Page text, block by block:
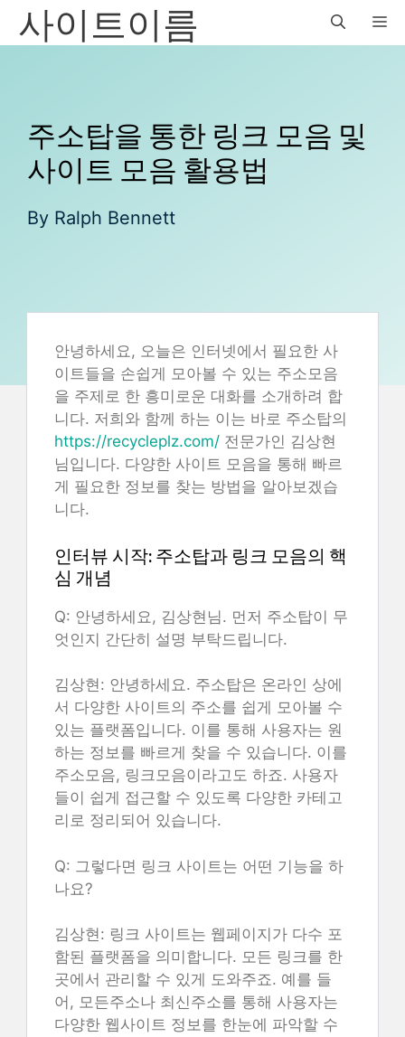
Skip사이트이름
주소탑을 통한 링크 모음 및
사이트 모음 활용법
By Ralph Bennett
안녕하세요, 오늘은 인터넷에서 필요한 사
이트들을 손쉽게 모아볼 수 있는 주소모음
을 주제로 한 흥미로운 대화를 소개하려 합
니다. 저희와 함께 하는 이는 바로 주소탑의
https://recycleplz.com/ 전문가인 김상현
님입니다. 다양한 사이트 모음을 통해 빠르
게 필요한 정보를 찾는 방법을 알아보겠습
니다.
인터뷰 시작: 주소탑과 링크 모음의 핵
심 개념
Q: 안녕하세요, 김상현님. 먼저 주소탑이 무
엇인지 간단히 설명 부탁드립니다.
김상현: 안녕하세요. 주소탑은 온라인 상에
서 다양한 사이트의 주소를 쉽게 모아볼 수
있는 플랫폼입니다. 이를 통해 사용자는 원
하는 정보를 빠르게 찾을 수 있습니다. 이를
주소모음, 링크모음이라고도 하죠. 사용자
들이 쉽게 접근할 수 있도록 다양한 카테고
리로 정리되어 있습니다.
Q: 그렇다면 링크 사이트는 어떤 기능을 하
나요?
김상현: 링크 사이트는 웹페이지가 다수 포
함된 플랫폼을 의미합니다. 모든 링크를 한
곳에서 관리할 수 있게 도와주죠. 예를 들
어, 모든주소나 최신주소를 통해 사용자는
다양한 웹사이트 정보를 한눈에 파악할 수